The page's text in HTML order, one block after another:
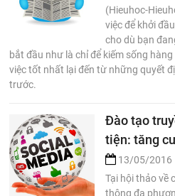
(Hieuhoc-
việc để khởi
cho dù bạn
bắt đầu như là chỉ để kiếm sống
việc tốt nhất lại đến từ những quyết
trước.
Đào tạo
tiện: tăng
13/05/2016
Tại hội thảo về
thông đa